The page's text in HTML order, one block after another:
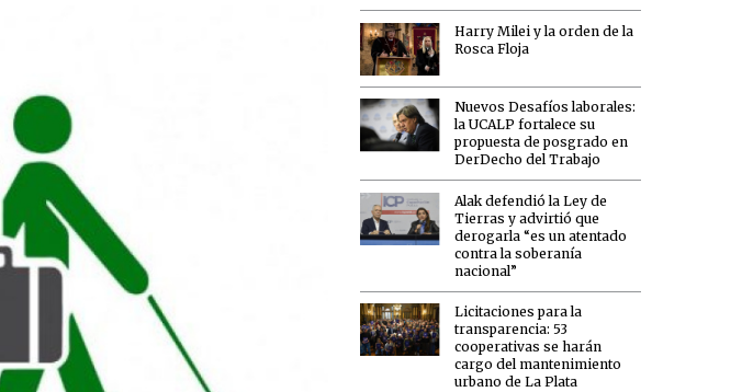
Harry Milei y la orden de la
Rosca Floja
Nuevos Desafíos laborales:
la UCALP fortalece su
propuesta de posgrado en
DerDecho del Trabajo
Alak defendió la Ley de
Tierras y advirtió que
derogarla “es un atentado
contra la soberanía
nacional”
Licitaciones para la
transparencia: 53
cooperativas se harán
cargo del mantenimiento
urbano de La Plata